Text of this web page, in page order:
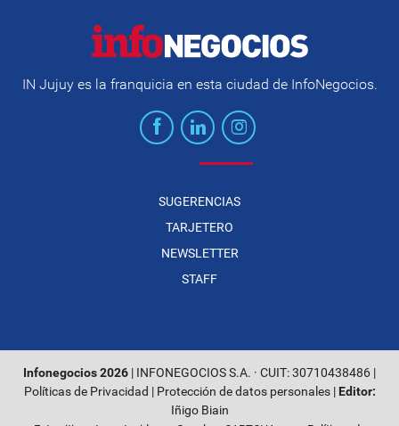
IN Jujuy es la franquicia en esta ciudad de InfoNegocios.
SUGERENCIAS
TARJETERO
NEWSLETTER
STAFF
Infonegocios 2026 | INFONEGOCIOS S.A. · CUIT: 30710438486 |
Políticas de Privacidad | Protección de datos personales| Editor:
Iñigo Biain